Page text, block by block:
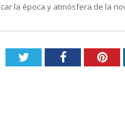
la época y atmósfera de la
TwitterFacebook